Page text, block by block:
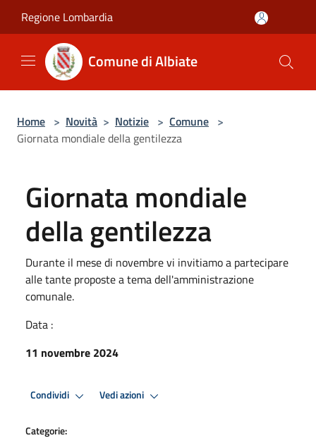
Regione Lombardia
Comune di Albiate
Home > Novità > Notizie > Comune >
Giornata mondiale della gentilezza
Giornata mondiale
della gentilezza
Durante il mese di novembre vi invitiamo a partecipare
alle tante proposte a tema dell'amministrazione
comunale.
Data :
11 novembre 2024
Condividi Vedi azioni
Categorie: